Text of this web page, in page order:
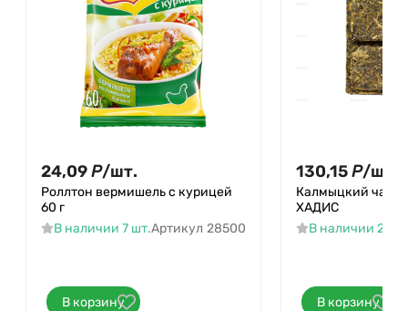
24,09Р/шт.
Роллтон вермишель с курицей
60 г
В наличии 7 шт.Артикул 28500
В корзину
130,15Р/шт.
Калмыцкий чай
ХАДИС
В наличии 2 шт.
В корзину